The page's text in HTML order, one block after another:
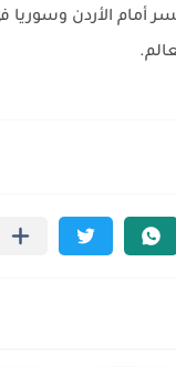
أمام الأردن وسوريا